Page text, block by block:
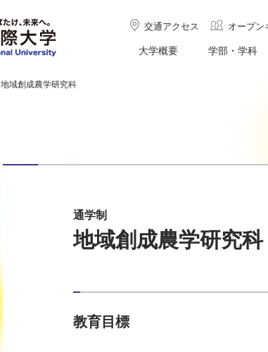
交通アクセス オープン
大学概要 学部・学科
地域創成農学研究科
通学制
地域創成農学研究科
教育目標